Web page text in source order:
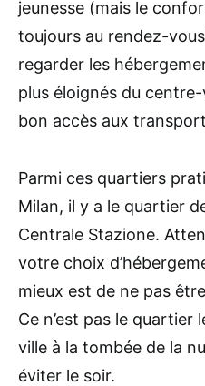
jeunesse (mais le
toujours au rendez-
regarder les
plus éloignés du
bon accès aux
Parmi ces quartiers
Milan, il y a le quartier
Centrale Stazione.
votre choix
mieux est de ne pas
Ce n’est pas le quartier
ville à la tombée de la
éviter le soir.